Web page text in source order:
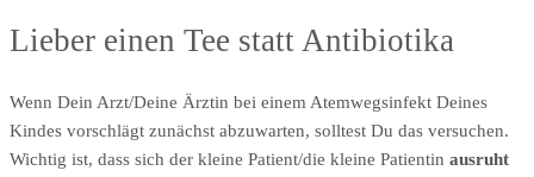
Lieber einen Tee statt Antibiotika
Wenn Dein Arzt/Deine Ärztin bei einem Atemwegsinfekt Deines
Kindes vorschlägt zunächst abzuwarten, solltest Du das versuchen.
Wichtig ist, dass sich der kleine Patient/die kleine Patientin ausruht